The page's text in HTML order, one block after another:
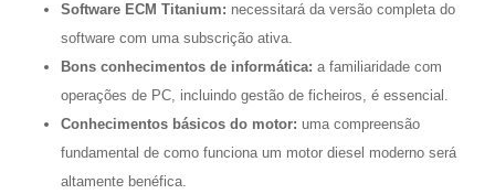
Software ECM Titanium: necessitará da versão completa do
software com uma subscrição ativa.
Bons conhecimentos de informática: a familiaridade com
operações de PC, incluindo gestão de ficheiros, é essencial.
Conhecimentos básicos do motor: uma compreensão
fundamental de como funciona um motor diesel moderno será
altamente benéfica.